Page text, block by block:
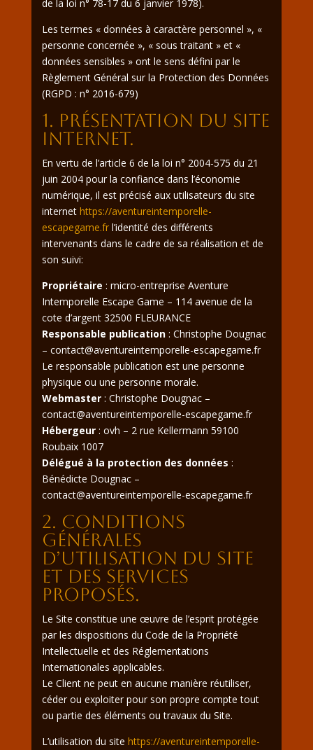
de la loi n° 78-17 du 6 janvier 1978).
Les termes « données à caractère personnel », «
personne concernée », « sous traitant » et «
données sensibles » ont le sens défini par le
Règlement Général sur la Protection des Données
(RGPD : n° 2016-679)
1. Présentation du site
internet.
En vertu de l’article 6 de la loi n° 2004-575 du 21
juin 2004 pour la confiance dans l’économie
numérique, il est précisé aux utilisateurs du site
internet https://aventureintemporelle-
escapegame.frl’identité des différents
intervenants dans le cadre de sa réalisation et de
son suivi:
Propriétaire : micro-entreprise Aventure
Intemporelle Escape Game – 114 avenue de la
cote d’argent 32500 FLEURANCE
Responsable publication: Christophe Dougnac
– contact@aventureintemporelle-escapegame.fr
Le responsable publication est une personne
physique ou une personne morale.
Webmaster: Christophe Dougnac –
contact@aventureintemporelle-escapegame.fr
Hébergeur: ovh – 2 rue Kellermann 59100
Roubaix 1007
Délégué à la protection des données :
Bénédicte Dougnac –
contact@aventureintemporelle-escapegame.fr
2. Conditions
générales
d’utilisation du site
et des services
proposés.
Le Site constitue une œuvre de l’esprit protégée
par les dispositions du Code de la Propriété
Intellectuelle et des Réglementations
Internationales applicables.
Le Client ne peut en aucune manière réutiliser,
céder ou exploiter pour son propre compte tout
ou partie des éléments ou travaux du Site.
L’utilisation du site https://aventureintemporelle-